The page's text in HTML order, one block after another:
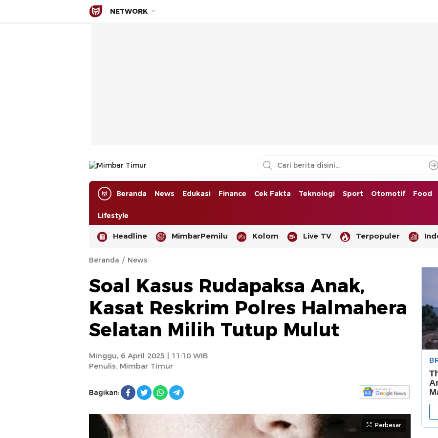
NETWORK
Mimbar Timur
Media Berjaringan Indonesia Timur
Beranda
News Edukasi Finance Cek Fakta Teknologi Sport Otomotif Food
Lifestyle
Headline MimbarPemilu Kolom Live TV Terpopuler
Beranda News
Soal Kasus Rudapaksa Anak,
Kasat Reskrim Polres Halmahera
Selatan Milih Tutup Mulut
Penulis: Mimbar Timur
Minggu, 6 April 2025 | 11:10 WIB
Bagikan:
Perbesar
--